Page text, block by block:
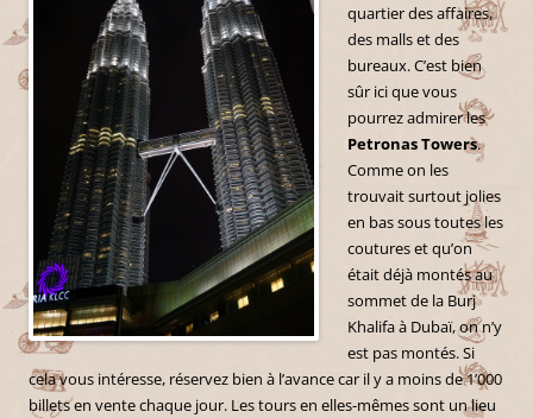
quartier des affaires,
des malls et des
bureaux. C’est bien
sûr ici que vous
pourrez admirer les
Petronas Towers.
Comme on les
trouvait surtout jolies
en bas sous toutes les
coutures et qu’on
était déjà montés au
sommet de la Burj
Khalifa à Dubaï, on n’y
est pas montés. Si
cela vous intéresse, réservez bien à l’avance car il y a moins de 1’000
billets en vente chaque jour. Les tours en elles-mêmes sont un lieu